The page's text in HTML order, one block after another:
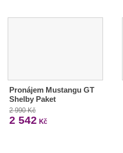
Pronájem Mustangu GT
Shelby Paket
2 990 Kč
2 542 Kč